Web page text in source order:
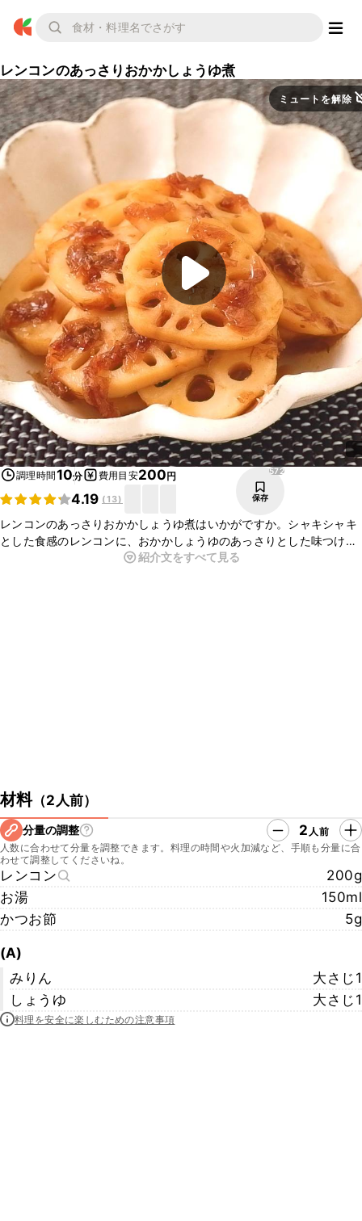
レンコンのあっさりおかかしょうゆ煮
ミュートを解除
調理時間10分 費用目安200円
4.19 (13)
572
保存
レンコンのあっさりおかかしょうゆ煮はいかがですか。シャキシャキ
とした食感のレンコンに、おかかしょうゆのあっさりとした味つけが
よく合い、おいしいですよ。ぜひお試しください。
紹介文をすべて見る
材料（2人前）
分量の調整 2 人前
人数に合わせて分量を調整できます。料理の時間や火加減など、手順も分量に合
わせて調整してくださいね。
レンコン
200g
お湯
150ml
かつお節
5g
(A)
みりん
大さじ1
しょうゆ
大さじ1
料理を安全に楽しむための注意事項